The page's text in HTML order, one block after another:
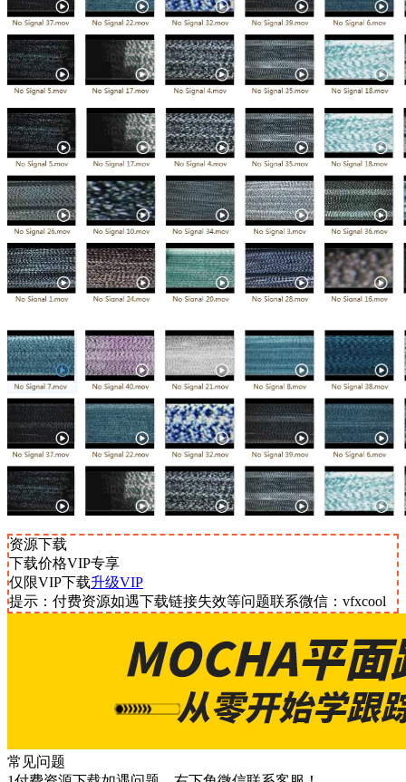
资源下载
下载价格VIP专享
仅限VIP下载升级VIP
提示：付费资源如遇下载链接失效等问题联系微信：vfxcool
常见问题